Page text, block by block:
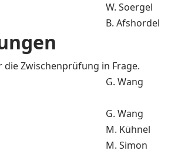
W. Soergel
B. Afshordel
Zwischenprüfung in Frage.
G. Wang
G. Wang
M. Kühnel
M. Simon